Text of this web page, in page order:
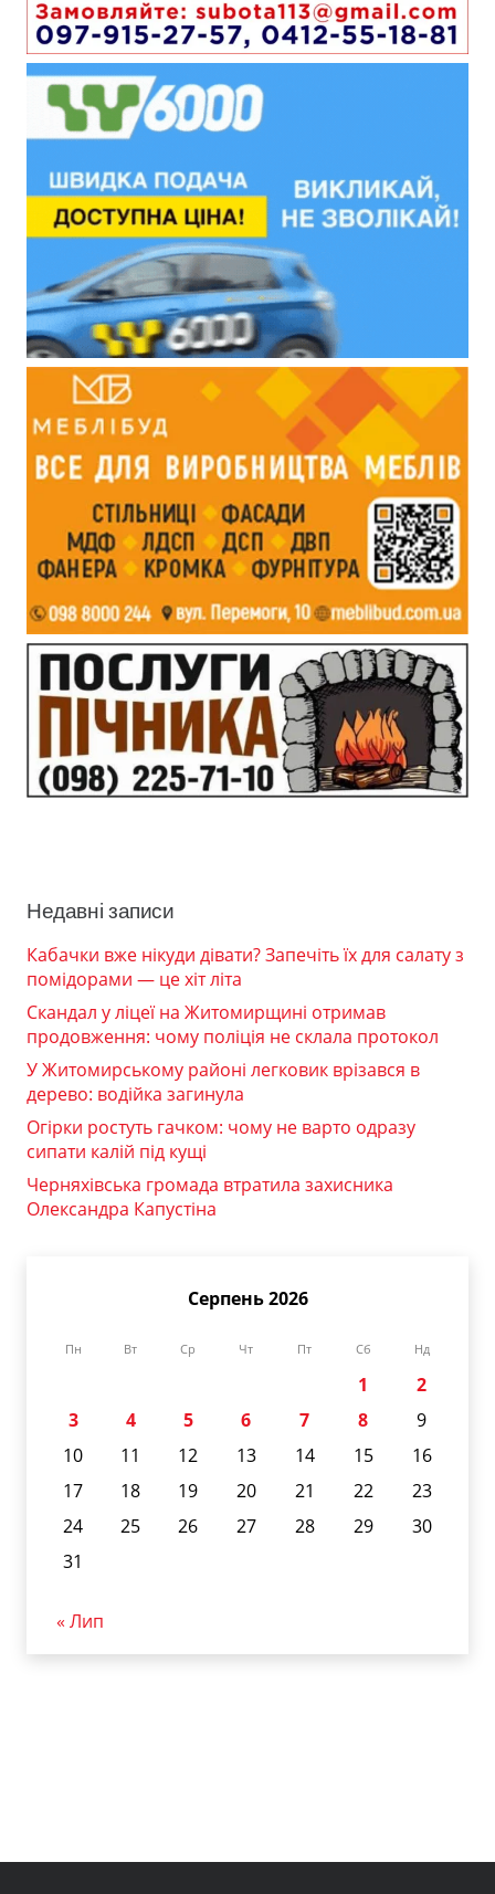
Недавні записи
Кабачки вже нікуди дівати? Запечіть їх для салату з
помідорами — це хіт літа
Скандал у ліцеї на Житомирщині отримав
продовження: чому поліція не склала протокол
У Житомирському районі легковик врізався в
дерево: водійка загинула
Огірки ростуть гачком: чому не варто одразу
сипати калій під кущі
Черняхівська громада втратила захисника
Олександра Капустіна
Серпень 2026
Пн Вт Ср Чт Пт Сб Нд
1
2
3
4 5 6 7 8
9
10
11 12 13 14 15
16
17
18 19 20 21 22
23
24
25 26 27 28 29
30
31
« Лип